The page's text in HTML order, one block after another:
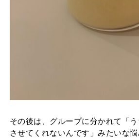
その後は、グループに分かれて「
させてくれないんです」みたいな